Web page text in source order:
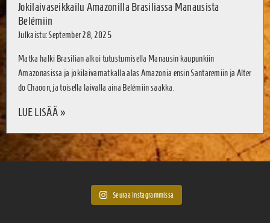
Jokilaivaseikkailu Amazonilla Brasiliassa Manausista
Belémiin
Julkaistu: September 28, 2025
Matka halki Brasilian alkoi tutustumisella Manausin kaupunkiin
Amazonasissa ja jokilaivamatkalla alas Amazonia ensin Santaremiin ja Alter
do Chaoon, ja toisella laivalla aina Belémiin saakka.
LUE LISÄÄ »
Seuraa Instagrammissa